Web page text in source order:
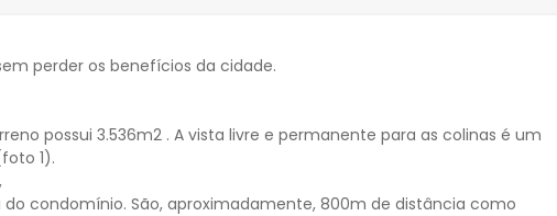
perder os benefícios da cidade.
possui 3.536m2 . A vista livre e permanente para as colinas é um
1).
condomínio. São, aproximadamente, 800m de distância como